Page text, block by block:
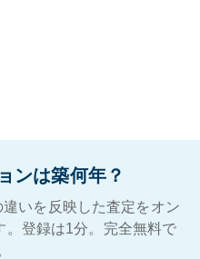
ンは築何年？
いを反映した査定をオン
。登録は1分。完全無料で